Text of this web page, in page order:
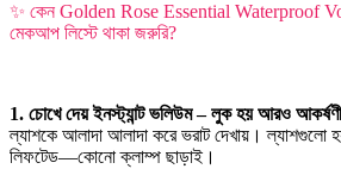
✨ কেন Golden Rose Essential Waterproof
মেকআপ লিস্টে থাকা জরুরি?
1. চোখে দেয় ইনস্ট্যান্ট ভলিউম – লুক হয় আরও
ল্যাশকে আলাদা আলাদা করে ভরাট দেখায়। ল্যাশগুলো
লিফটেড—কোনো ক্লাম্প ছাড়াই।